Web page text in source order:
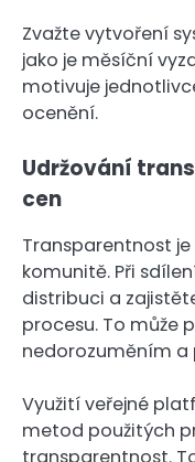
Zvažte vytvoření
jako je měsíční
motivuje
ocenění.
Udržování
cen
Transparentnost
komunitě. Při
distribuci a
procesu. To může
nedorozuměním
Využití veřejné
metod použitých